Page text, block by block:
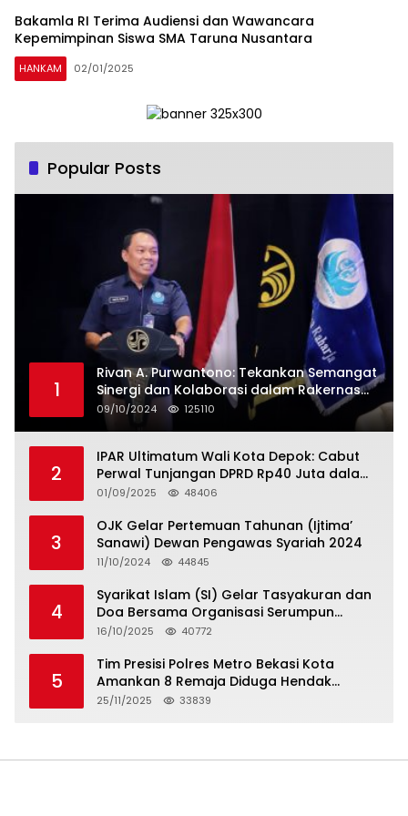
Bakamla RI Terima Audiensi dan Wawancara
Kepemimpinan Siswa SMA Taruna Nusantara
HANKAM 02/01/2025
Popular Posts
1
Rivan A. Purwantono: Tekankan Semangat
Sinergi dan Kolaborasi dalam Rakernas
Serikat Pekerja Jasa Raharja
09/10/2024 125110
2
IPAR Ultimatum Wali Kota Depok: Cabut
Perwal Tunjangan DPRD Rp40 Juta dalam
5 Hari atau Hadapi Aksi Rakyat
01/09/2025 48406
3
OJK Gelar Pertemuan Tahunan (Ijtima’
Sanawi) Dewan Pengawas Syariah 2024
11/10/2024 44845
4
Syarikat Islam (SI) Gelar Tasyakuran dan
Doa Bersama Organisasi Serumpun
Syarikat Islam Doa
16/10/2025 40772
5
Tim Presisi Polres Metro Bekasi Kota
Amankan 8 Remaja Diduga Hendak
Tawuran
25/11/2025 33839